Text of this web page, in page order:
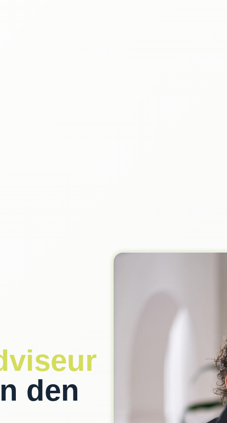
den